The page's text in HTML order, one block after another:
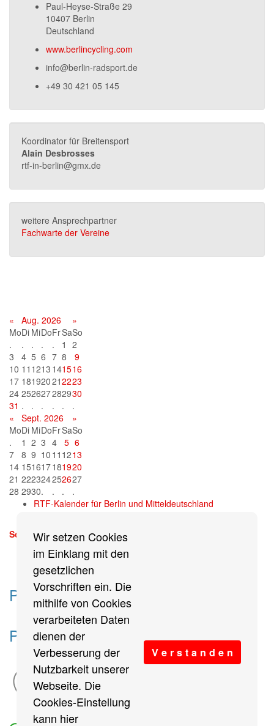
Wir setzen Cookies
im Einklang mit den
gesetzlichen
Vorschriften ein. Die
mithilfe von Cookies
verarbeiteten Daten
dienen der
Verbesserung der
Nutzbarkeit unserer
Webseite. Die
Cookies-Einstellung
kann hier
V e r s t a n d e n
Paul-Heyse-Straße 29
10407 Berlin
Deutschland
www.berlincycling.com
info@berlin-radsport.de
+49 30 421 05 145
Koordinator für Breitensport
Alain Desbrosses
rtf-in-berlin@gmx.de
weitere Ansprechpartner
Fachwarte der Vereine
« Aug. 2026
»
MoDi MiDoFrSaSo
.
. . . . 1 2
3
4 5 6 7 8
9
10 11 1213 141516
17 181920212223
24 252627282930
31 . . . . .
.
«
Sept. 2026
»
MoDi MiDoFrSaSo
.
1 2 3 4 5 6
7 8 9 10 11 1213
14 151617181920
21 222324252627
28 2930. . .
.
RTF-Kalender für Berlin und Mitteldeutschland
Sonntag, 13. September 2026
Partner des Breitensports
Partner von BRV-Breitensport.de